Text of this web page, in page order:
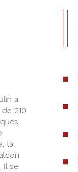
à
210
la
Il se